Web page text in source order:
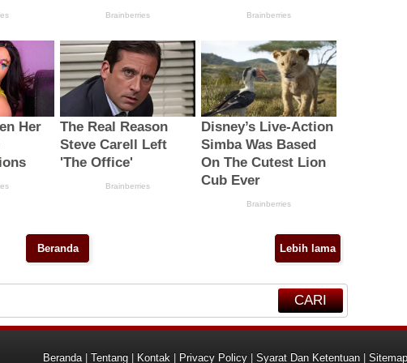
Lebih lama
Beranda
CARI
Beranda| Tentang Kontak Privacy Policy Syarat Dan Ketentuan Sitemap